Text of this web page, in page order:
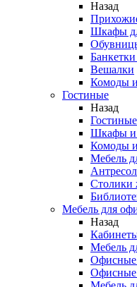
Назад
Шкафы
Вешалки
Комоды
Гостиные
Назад
Гостиные
Шкафы и
Комоды
Мебель
Столики
Мебель для
Назад
Мебель
Офисные
Офисные